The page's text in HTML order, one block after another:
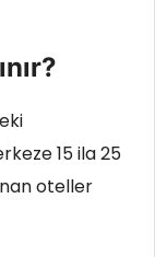
15 ila 25
oteller